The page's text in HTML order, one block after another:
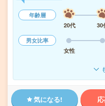
年齢層
20代
30
男女比率
女性
気になる!